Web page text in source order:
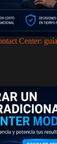
Center: